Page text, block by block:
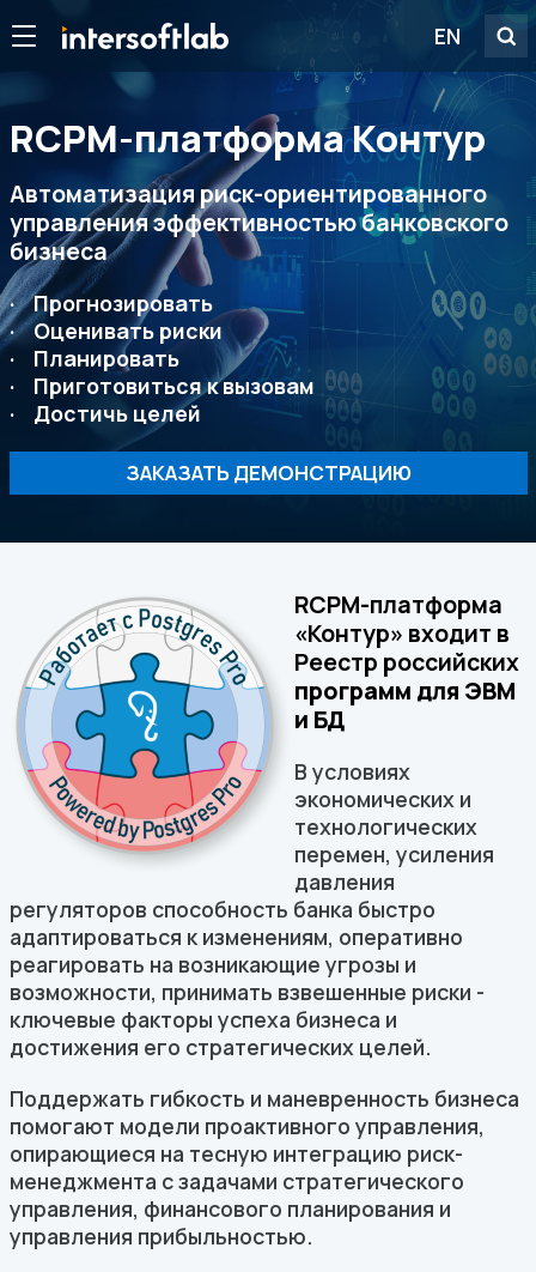
EN
RСРМ-платформа Контур
Автоматизация риск-ориентированного
управления эффективностью банковского
бизнеса
Прогнозировать
Оценивать риски
Планировать
Приготовиться к вызовам
Достичь целей
ЗАКАЗАТЬ ДЕМОНСТРАЦИЮ
RCPM-платформа
«Контур» входит в
Реестр российских
программ для ЭВМ
и БД
В условиях
экономических и
технологических
перемен, усиления
давления
регуляторов способность банка быстро
адаптироваться к изменениям, оперативно
реагировать на возникающие угрозы и
возможности, принимать взвешенные риски -
ключевые факторы успеха бизнеса и
достижения его стратегических целей.
Поддержать гибкость и маневренность бизнеса
помогают модели проактивного управления,
опирающиеся на тесную интеграцию риск-
менеджмента с задачами стратегического
управления, финансового планирования и
управления прибыльностью.